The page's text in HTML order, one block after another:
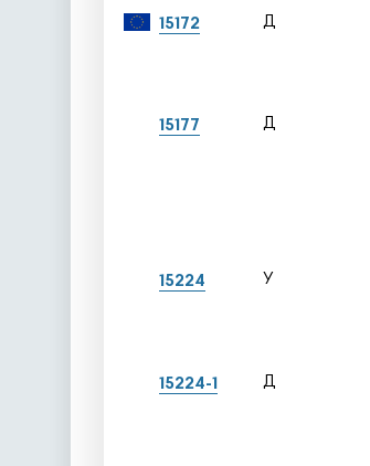
15172 Д
15177 Д
15224 У
15224-1 Д